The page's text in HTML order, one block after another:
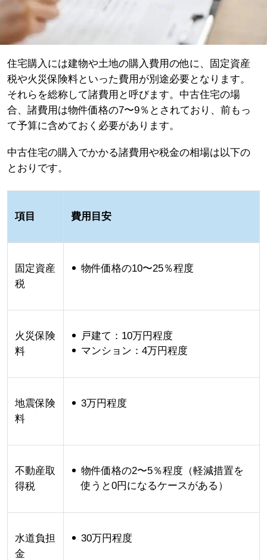
住宅購入には建物や土地の購入費用の他に、固定資産
税や火災保険料といった費用が別途必要となります。
それらを総称して諸費用と呼びます。中古住宅の場
合、諸費用は物件価格の7〜9％とされており、前もっ
て予算に含めておく必要があります。
中古住宅の購入でかかる諸費用や税金の相場は以下の
とおりです。
項目 費用目安
固定資産
税
物件価格の10〜25％程度
火災保険
料
戸建て：10万円程度
マンション：4万円程度
地震保険
料
3万円程度
不動産取
得税
物件価格の2〜5％程度（軽減措置を
使うと0円になるケースがある）
水道負担
金
30万円程度